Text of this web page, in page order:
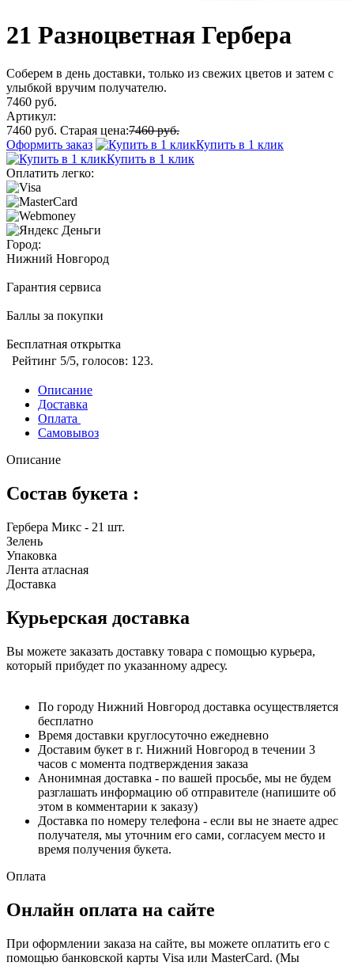
21 Разноцветная Гербера
Соберем в день доставки, только из свежих цветов и затем с
улыбкой вручим получателю.
7460 руб.
Артикул:
7460 руб. Старая цена:7460 руб.
Оформить заказ
Купить в 1 клик
Купить в 1 клик
Оплатить легко:
Город:
Нижний Новгород
Гарантия сервиса
Баллы за покупки
Бесплатная открытка
Рейтинг 5/5, голосов: 123.
Описание
Доставка
Оплата
Самовывоз
Описание
Состав букета :
Гербера Микс - 21 шт.
Зелень
Упаковка
Лента атласная
Доставка
Курьерская доставка
Вы можете заказать доставку товара с помощью курьера,
который прибудет по указанному адресу.
По городу Нижний Новгород доставка осуществляется
бесплатно
Время доставки круглосуточно ежедневно
Доставим букет в г. Нижний Новгород в течении 3
часов с момента подтверждения заказа
Анонимная доставка - по вашей просьбе, мы не будем
разглашать информацию об отправителе (напишите об
этом в комментарии к заказу)
Доставка по номеру телефона - если вы не знаете адрес
получателя, мы уточним его сами, согласуем место и
время получения букета.
Оплата
Онлайн оплата на сайте
При оформлении заказа на сайте, вы можете оплатить его с
помощью банковской карты Visa или MasterCard. (Мы